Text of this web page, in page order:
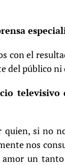
con el
del público ni
si no
nos
un